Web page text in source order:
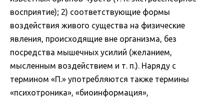
восприятие); 2) соответствующие формы
воздействия живого существа на физические
явления, происходящие вне организма, без
посредства мышечных усилий (желанием,
мысленным воздействием и т. п.). Наряду с
термином «П.» употребляются также термины
«психотроника», «биоинформация»,